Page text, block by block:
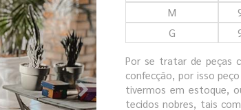
M
G
Por se tratar de peças
confecção, por isso
tivermos em estoque,
tecidos nobres, tais